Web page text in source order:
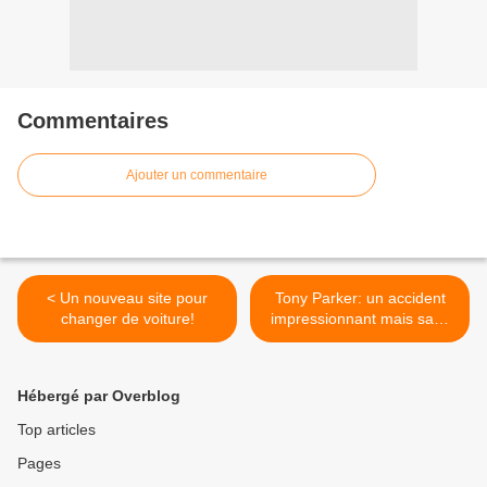
Commentaires
Ajouter un commentaire
< Un nouveau site pour
changer de voiture!
Tony Parker: un accident
impressionnant mais sans
gravité! >
Hébergé par Overblog
Top articles
Pages